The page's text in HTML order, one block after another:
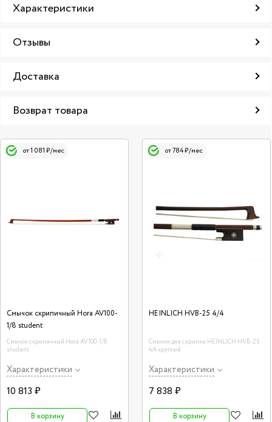
Характеристики
Отзывы
Доставка
Возврат товара
от 1 081 ₽/мес
Смычок скрипичный Hora AV100-
1/8 student
Смычок скрипичный Hora AV100-1/8
student
Характеристики
10 813 ₽
В корзину
от 784 ₽/мес
HEINLICH HVB-25 4/4
Смычок для скрипки HEINLICH HVB-25
4/4 круглый
Характеристики
7 838 ₽
В корзину